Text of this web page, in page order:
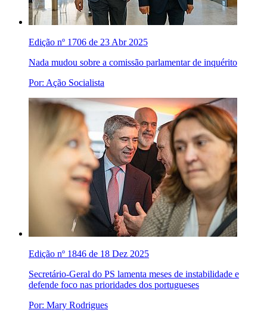
Edição nº 1706 de 23 Abr 2025
Nada mudou sobre a comissão parlamentar de inquérito
Por: Ação Socialista
Edição nº 1846 de 18 Dez 2025
Secretário-Geral do PS lamenta meses de instabilidade e
defende foco nas prioridades dos portugueses
Por: Mary Rodrigues